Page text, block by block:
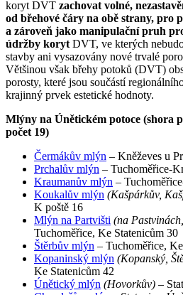
koryt DVT zachovat volné,
od břehové čáry na obě strany, pro
a zároveň jako manipulační pruh
údržby koryt DVT, ve kterých
stavby ani vysazovány nové trvalé
Většinou však břehy potoků (DVT)
porosty, které jsou součástí
krajinný prvek estetické hodnoty.
Mlýny na Únětickém potoce (shora
počet 19)
Čermákův mlýn – Kněževes u
Prchalův mlýn – Tuchoměřice-
Kraumanův mlýn –
Koukalův mlýn (Kašpárkův,
K poště 16
Mlýn na Partvišti (na
Tuchoměřice, Ke Statenicům 30
Štěrbův mlýn – Tuchoměřice,
Kopaninský mlýn (Kopanský,
Ke Statenicům 42
Únětický mlýn (Hovorkův) –